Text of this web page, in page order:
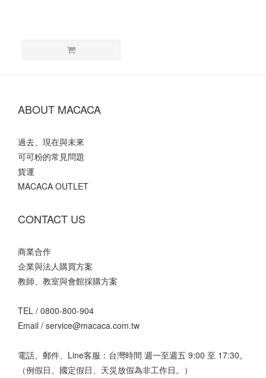
ABOUT MACACA
過去、現在與未來
可可粉的常見問題
貨運
MACACA OUTLET
CONTACT US
商業合作
企業與法人購買方案
教師、教室與會館採購方案
TEL / 0800-800-904
Email / service@macaca.com.tw
電話、郵件、Line客服：台灣時間 週一至週五 9:00 至 17:30。
（例假日、國定假日、天災放假為非工作日。）